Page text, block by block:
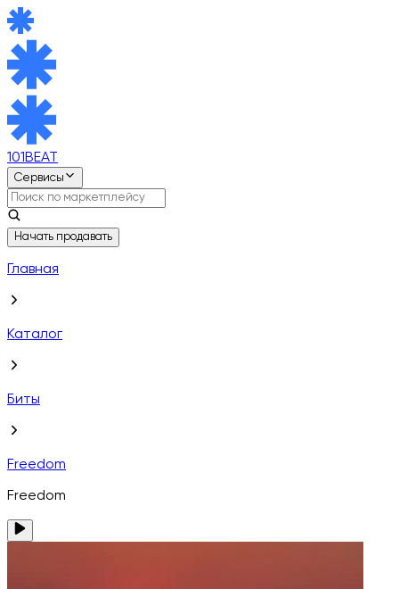
101BEAT
Сервисы
Начать продавать
Главная
Каталог
Биты
Freedom
Freedom